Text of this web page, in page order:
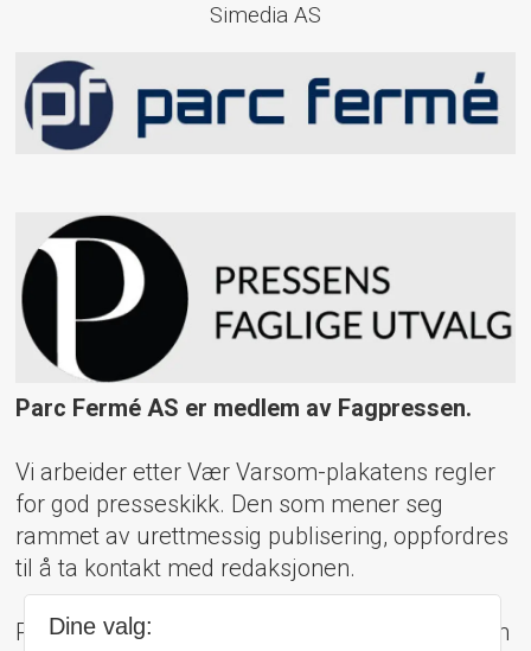
Simedia AS
Parc Fermé AS er medlem av Fagpressen.
Vi arbeider etter Vær Varsom-plakatens regler
for god presseskikk. Den som mener seg
rammet av urettmessig publisering, oppfordres
til å ta kontakt med redaksjonen.
Pressens Faglige Utvalg (PFU) er et klageorgan
Dine valg: